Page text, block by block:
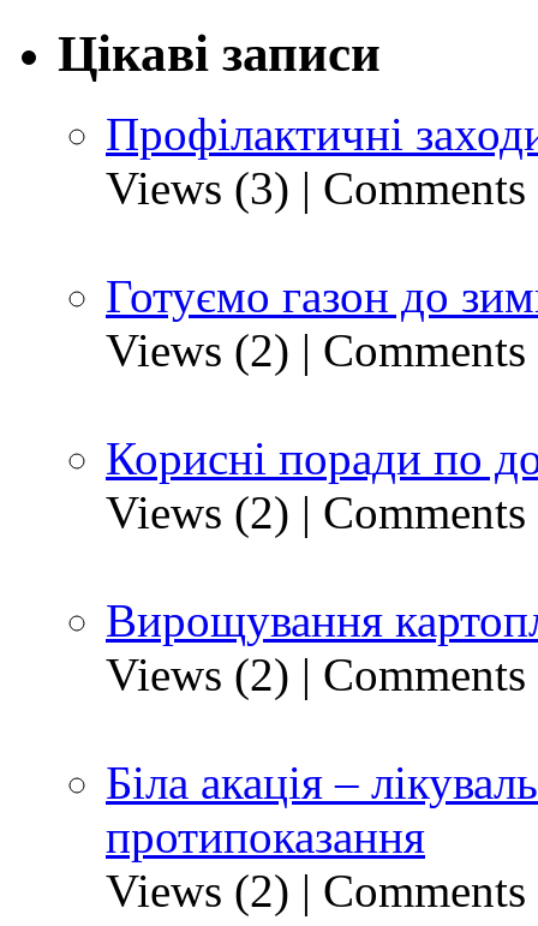
Цікаві записи
Профілактичні
Views (3) |
Готуємо газон до
Views (2) |
Корисні поради по
Views (2) |
Вирощування
Views (2) |
Біла акація –
протипоказання
Views (2) |